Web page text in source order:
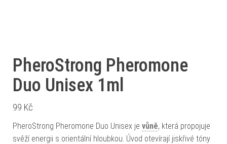
PheroStrong Pheromone
Duo Unisex 1ml
99 Kč
PheroStrong Pheromone Duo Unisex je vůně, která propojuje
svěží energii s orientální hloubkou. Úvod otevírají jiskřivé tóny